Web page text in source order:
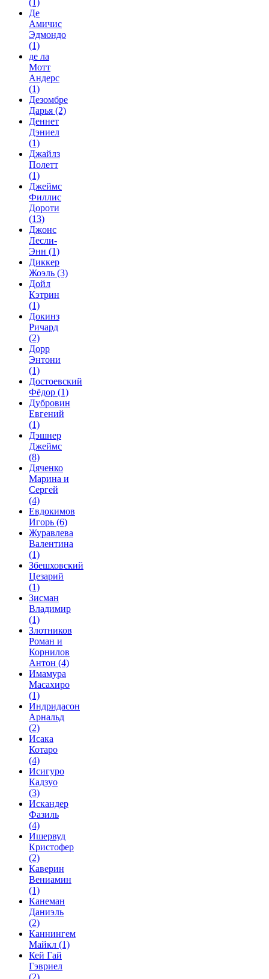
(1)
Де
Амичис
Эдмондо
(1)
де ла
Мотт
Андерс
(1)
Дезомбре
Дарья (2)
Деннет
Дэниел
(1)
Джайлз
Полетт
(1)
Джеймс
Филлис
Дороти
(13)
Джонс
Лесли-
Энн (1)
Диккер
Жоэль (3)
Дойл
Кэтрин
(1)
Докинз
Ричард
(2)
Дорр
Энтони
(1)
Достоевский
Фёдор (1)
Дубровин
Евгений
(1)
Дэшнер
Джеймс
(8)
Дяченко
Марина и
Сергей
(4)
Евдокимов
Игорь (6)
Журавлева
Валентина
(1)
Збешховский
Цезарий
(1)
Зисман
Владимир
(1)
Злотников
Роман и
Корнилов
Антон (4)
Имамура
Масахиро
(1)
Индридасон
Арнальд
(2)
Исака
Котаро
(4)
Исигуро
Кадзуо
(3)
Искандер
Фазиль
(4)
Ишервуд
Кристофер
(2)
Каверин
Вениамин
(1)
Канеман
Даниэль
(2)
Каннингем
Майкл (1)
Кей Гай
Гэвриел
(2)